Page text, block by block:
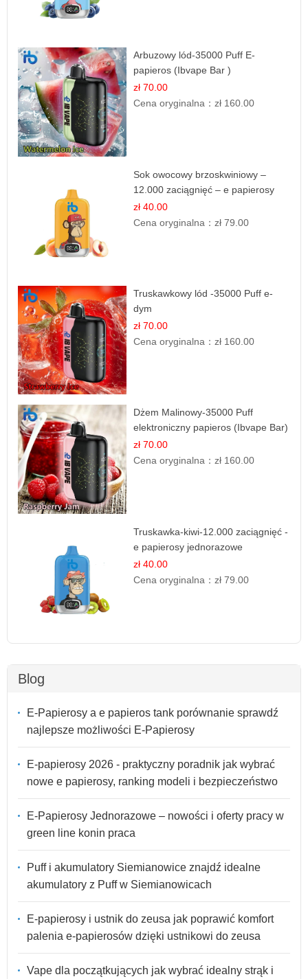
Arbuzowy lód-35000 Puff E-
papieros (Ibvape Bar )
zł 70.00
Cena oryginalna：zł 160.00
Sok owocowy brzoskwiniowy –
12.000 zaciągnięć – e papierosy
jednorazowe
zł 40.00
Cena oryginalna：zł 79.00
Truskawkowy lód -35000 Puff e-
dym
zł 70.00
Cena oryginalna：zł 160.00
Dżem Malinowy-35000 Puff
elektroniczny papieros (Ibvape Bar)
zł 70.00
Cena oryginalna：zł 160.00
Truskawka-kiwi-12.000 zaciągnięć -
e papierosy jednorazowe
zł 40.00
Cena oryginalna：zł 79.00
Blog
E-Papierosy a e papieros tank porównanie sprawdź
najlepsze możliwości E-Papierosy
E-papierosy 2026 - praktyczny poradnik jak wybrać
nowe e papierosy, ranking modeli i bezpieczeństwo
E-Papierosy Jednorazowe – nowości i oferty pracy w
green line konin praca
Puff i akumulatory Siemianowice znajdź idealne
akumulatory z Puff w Siemianowicach
E-papierosy i ustnik do zeusa jak poprawić komfort
palenia e-papierosów dzięki ustnikowi do zeusa
Vape dla początkujących jak wybrać idealny strąk i